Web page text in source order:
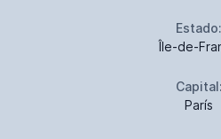
Estado:
Île-de-
Capital:
París